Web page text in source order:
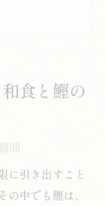
験の魅力
を演出
れる夜
ひととき
真髄を知る
和食の魅力
食と鰹の
間
に引き出すこと
中でも鰹は、